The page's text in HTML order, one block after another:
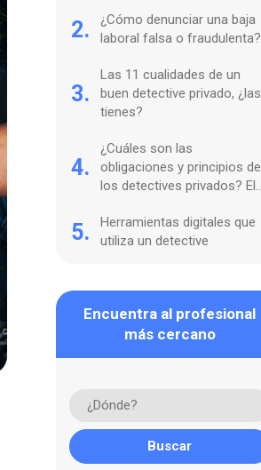
2.
¿Cómo denunciar una baja
laboral falsa o fraudulenta?
3.
Las 11 cualidades de un
buen detective privado, ¿las
tienes?
4.
¿Cuáles son las
obligaciones y principios de
los detectives privados? El
5.
Herramientas digitales que
utiliza un detective
Encuentra al profesional
más cercano